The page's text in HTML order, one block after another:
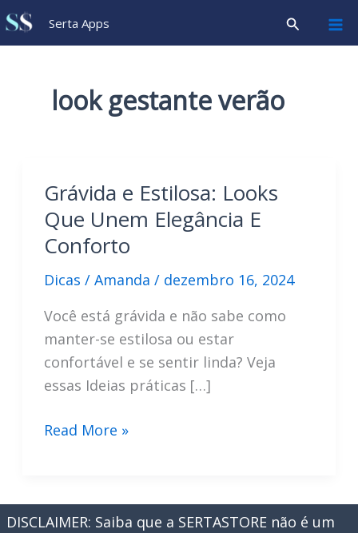
Ir
para
Serta Apps Pesquisar
look gestante verão
Grávida e Estilosa: Looks
Que Unem Elegância E
Conforto
Dicas / Amanda / dezembro 16, 2024
Você está grávida e não sabe como
manter-se estilosa ou estar
confortável e se sentir linda? Veja
essas Ideias práticas […]
Grávida
Que
Read More »
DISCLAIMER: Saiba que a SERTASTORE não é um